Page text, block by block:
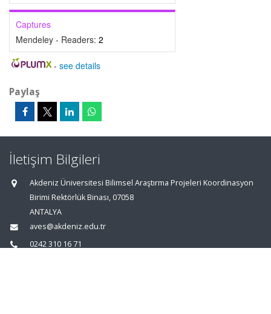
Captures
Mendeley - Readers: 2
- see details
Paylaş
İletişim Bilgileri
Akdeniz Üniversitesi Bilimsel Araştırma Projeleri Koordinasyon
Birimi Rektörlük Binası, 07058
ANTALYA
aves@akdeniz.edu.tr
0242 310 16 71